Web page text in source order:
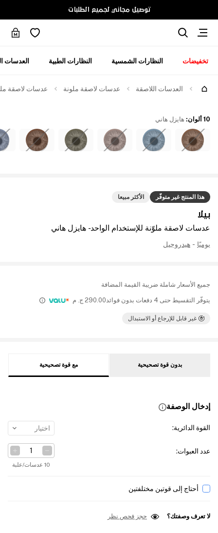
توصيل مجاني لجميع الطلبات
تخفيضات النظارات الشمسية النظارات الطبية العدسات
العدسات اللاصقة عدسات لاصقة ملونة عدسات لاصقة
هذا المنتج غير متوفّر الأكثر مبيعا
بيلا
عدسات لاصقة ملوّنة للإستخدام الواحد - هايزل هاني
يوميًا - هيدروجيل
جميع الأسعار شاملة ضريبة القيمة المضافة
يتوفّر التقسيط حتى 4 دفعات بدون فوائد 290.00 ج. م
غير قابل للإرجاع أو الاستبدال
10 ألوان : هايزل هاني
بدون قوة تصحيحية مع قوة تصحيحية
إدخال الوصفة
القوة الدائرية: اختيار
عدد العبوات:
10 عدسات/علبة
أحتاج إلى قوتين مختلفتين
لا تعرف وصفتك؟ حجز فحص نظر